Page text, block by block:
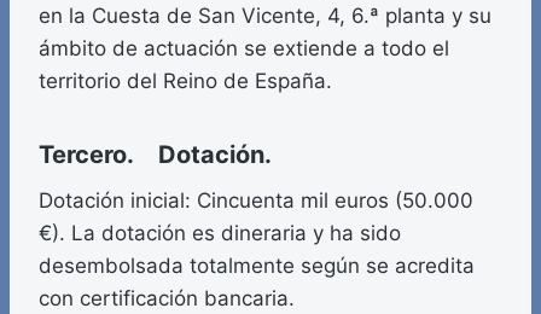
en la Cuesta de San Vicente, 4, 6.ª planta y su
ámbito de actuación se extiende a todo el
territorio del Reino de España.
Tercero. Dotación.
Dotación inicial: Cincuenta mil euros (50.000
€). La dotación es dineraria y ha sido
desembolsada totalmente según se acredita
con certificación bancaria.